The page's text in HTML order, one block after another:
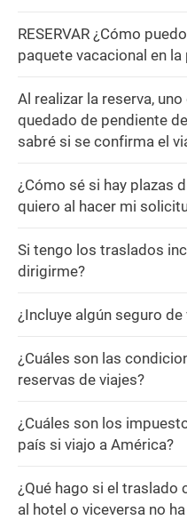
RESERVAR ¿Cómo
paquete vacacional en la
Al realizar la reserva,
quedado de pendiente
sabré si se confirma el
¿Cómo sé si hay plazas
quiero al hacer mi
Si tengo los traslados
dirigirme?
¿Incluye algún seguro
¿Cuáles son las
reservas de viajes?
¿Cuáles son los
país si viajo a América?
¿Qué hago si el
al hotel o viceversa no